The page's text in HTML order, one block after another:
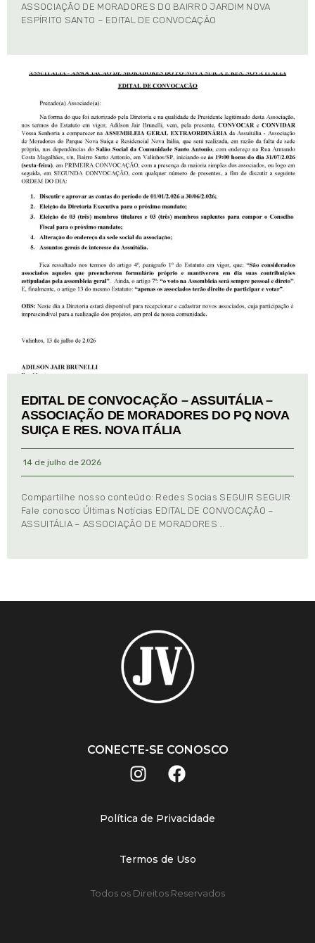
ASSOCIAÇÃO DE MORADORES DO BAIRRO JARDIM NOVA
ESPÍRITO SANTO – EDITAL DE CONVOCAÇÃO
EDITAL DE CONVOCAÇÃO – ASSUITÁLIA –
ASSOCIAÇÃO DE MORADORES DO PQ NOVA
SUIÇA E RES. NOVA ITÁLIA
14 de julho de 2026
Compartilhe nosso conteúdo: Redes Socias SEGUIR SEGUIR
Fale conosco Últimas Notícias EDITAL DE CONVOCAÇÃO –
ASSUITÁLIA – ASSOCIAÇÃO DE MORADORES …
CONECTE-SE CONOSCO
Política de Privacidade
Termos de Uso
Todos os Direitos Reservados